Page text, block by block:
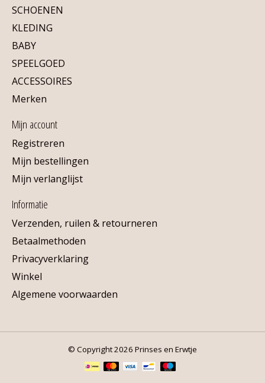
SCHOENEN
KLEDING
BABY
SPEELGOED
ACCESSOIRES
Merken
Mijn account
Registreren
Mijn bestellingen
Mijn verlanglijst
Informatie
Verzenden, ruilen & retourneren
Betaalmethoden
Privacyverklaring
Winkel
Algemene voorwaarden
© Copyright 2026 Prinses en Erwtje